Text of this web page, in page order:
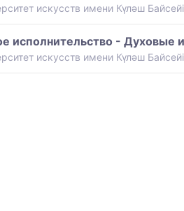
искусств имени Күләш
исполнительство - Духовые
искусств имени Күләш